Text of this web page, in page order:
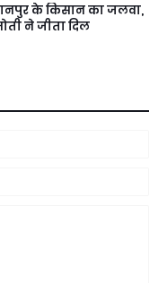
के किसान का जलवा,
ने जीता दिल